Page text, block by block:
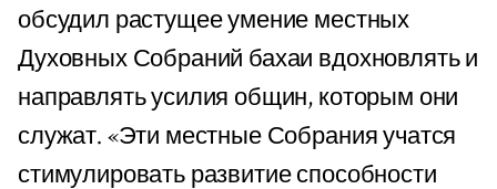
обсудил растущее умение местных
Духовных Собраний бахаи вдохновлять и
направлять усилия общин, которым они
служат. «Эти местные Собрания учатся
стимулировать развитие способности